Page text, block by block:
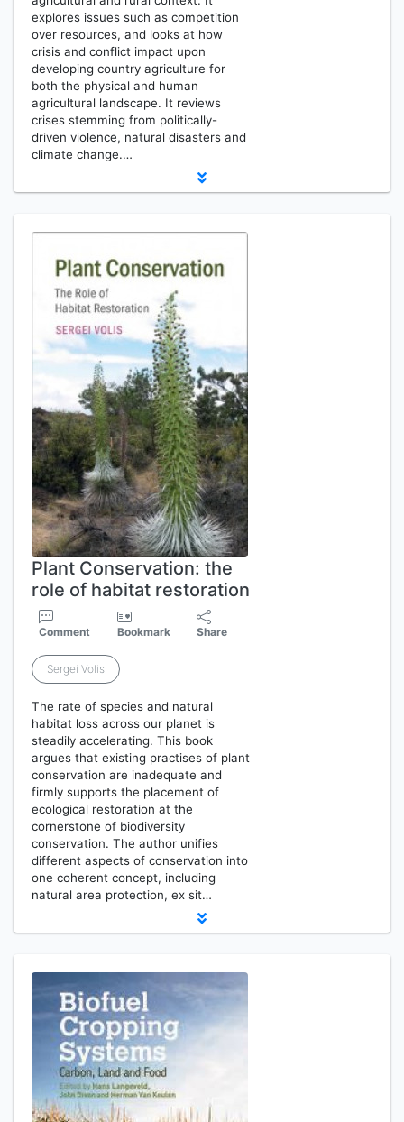
explores issues such as competition
over resources, and looks at how
crisis and conflict impact upon
developing country agriculture for
both the physical and human
agricultural landscape. It reviews
crises stemming from politically-
driven violence, natural disasters and
climate change.…
Plant Conservation: the
role of habitat restoration
Comment Bookmark Share
Sergei Volis
The rate of species and natural
habitat loss across our planet is
steadily accelerating. This book
argues that existing practises of plant
conservation are inadequate and
firmly supports the placement of
ecological restoration at the
cornerstone of biodiversity
conservation. The author unifies
different aspects of conservation into
one coherent concept, including
natural area protection, ex sit…